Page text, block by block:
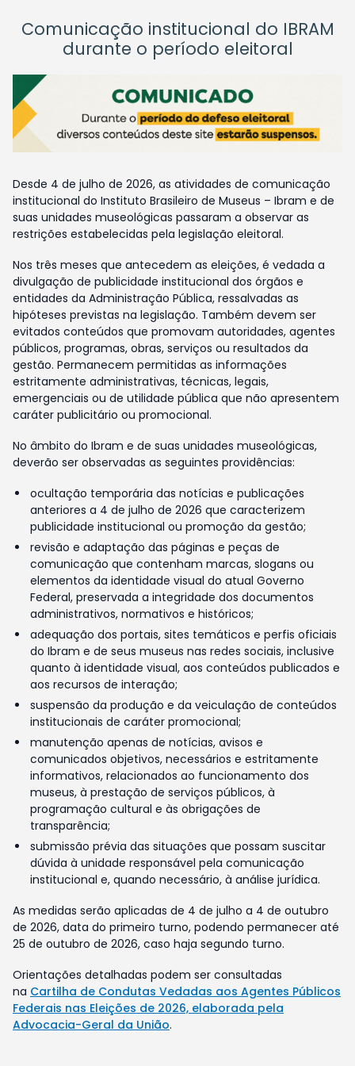
Comunicação institucional do IBRAM
durante o período eleitoral
Desde 4 de julho de 2026, as atividades de comunicação
institucional do Instituto Brasileiro de Museus – Ibram e de
suas unidades museológicas passaram a observar as
restrições estabelecidas pela legislação eleitoral.
Nos três meses que antecedem as eleições, é vedada a
divulgação de publicidade institucional dos órgãos e
entidades da Administração Pública, ressalvadas as
hipóteses previstas na legislação. Também devem ser
evitados conteúdos que promovam autoridades, agentes
públicos, programas, obras, serviços ou resultados da
gestão. Permanecem permitidas as informações
estritamente administrativas, técnicas, legais,
emergenciais ou de utilidade pública que não apresentem
caráter publicitário ou promocional.
No âmbito do Ibram e de suas unidades museológicas,
deverão ser observadas as seguintes providências:
ocultação temporária das notícias e publicações
anteriores a 4 de julho de 2026 que caracterizem
publicidade institucional ou promoção da gestão;
revisão e adaptação das páginas e peças de
comunicação que contenham marcas, slogans ou
elementos da identidade visual do atual Governo
Federal, preservada a integridade dos documentos
administrativos, normativos e históricos;
adequação dos portais, sites temáticos e perfis oficiais
do Ibram e de seus museus nas redes sociais, inclusive
quanto à identidade visual, aos conteúdos publicados e
aos recursos de interação;
suspensão da produção e da veiculação de conteúdos
institucionais de caráter promocional;
manutenção apenas de notícias, avisos e
comunicados objetivos, necessários e estritamente
informativos, relacionados ao funcionamento dos
museus, à prestação de serviços públicos, à
programação cultural e às obrigações de
transparência;
submissão prévia das situações que possam suscitar
dúvida à unidade responsável pela comunicação
institucional e, quando necessário, à análise jurídica.
As medidas serão aplicadas de 4 de julho a 4 de outubro
de 2026, data do primeiro turno, podendo permanecer até
25 de outubro de 2026, caso haja segundo turno.
Orientações detalhadas podem ser consultadas
na Cartilha de Condutas Vedadas aos Agentes Públicos
Federais nas Eleições de 2026, elaborada pela
Advocacia-Geral da União.